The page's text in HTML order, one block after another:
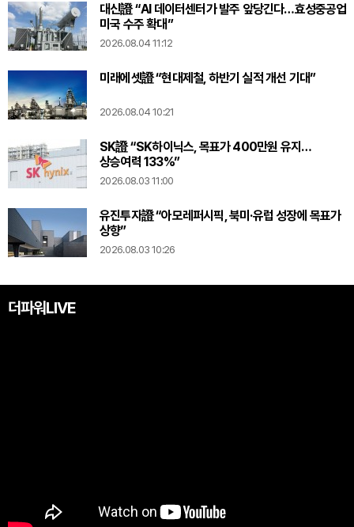
대신證 “AI 데이터센터가 발주 앞당긴다…효성중공업
미국 수주 확대”
2026.08.04 11:12
미래에셋證 “현대제철, 하반기 실적 개선 기대”
2026.08.04 10:21
SK證 “SK하이닉스, 목표가 400만원 유지…
상승여력 133%”
2026.08.03 11:00
유진투자證 “아모레퍼시픽, 북미·유럽 성장에 목표가
상향”
2026.08.03 10:26
더파워LIVE